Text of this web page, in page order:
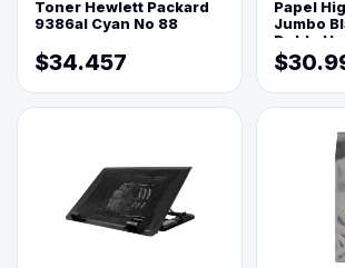
Toner Hewlett Packard
9386al Cyan No 88
$34.457
Papel
Jumbo
Doble